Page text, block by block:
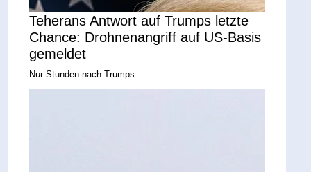
Teherans Antwort auf Trumps letzte
Chance: Drohnenangriff auf US-Basis
gemeldet
Nur Stunden nach Trumps ...